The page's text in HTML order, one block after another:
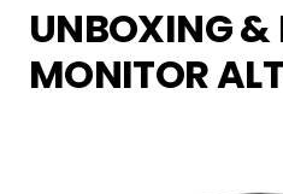
UNBOXING &
MONITOR